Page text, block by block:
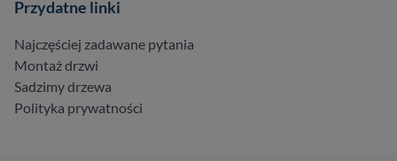
Przydatne linki
Najczęściej zadawane pytania
Montaż drzwi
Sadzimy drzewa
Polityka prywatności